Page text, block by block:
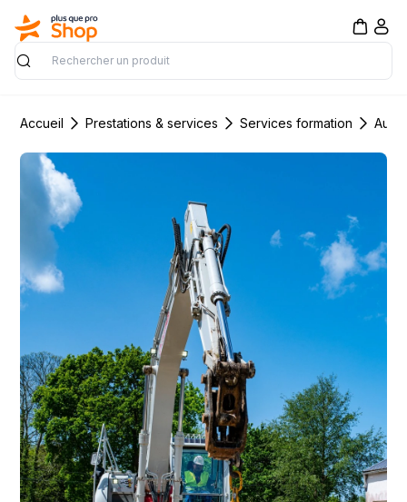
Rechercher
Accueil Prestations & services Services formation